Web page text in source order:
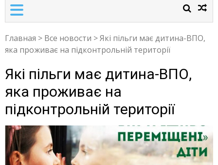
Главная > Все новости >Які пільги має дитина-ВПО,
яка проживає на підконтрольній території
Які пільги має дитина-ВПО,
яка проживає на
підконтрольній території